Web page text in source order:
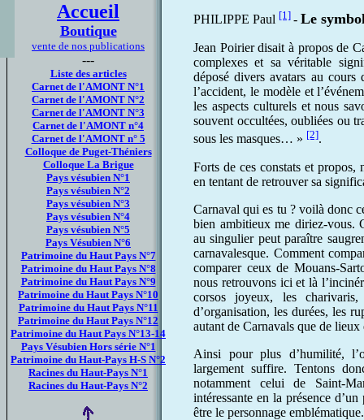
Accueil
Boutique
vente de nos publications
---
Liste des articles
Carnet de l'AMONT N°1
Carnet de l'AMONT N°2
Carnet de l'AMONT N°3
Carnet de l'AMONT n°4
Carnet de l'AMONT n° 5
Colloque de Puget-Théniers
Colloque La Brigue
Pays vésubien N°1
Pays vésubien N°2
Pays vésubien N°3
Pays vésubien N°4
Pays vésubien N°5
Pays Vésubien N°6
Patrimoine du Haut Pays N°7
Patrimoine du Haut Pays N°8
Patrimoine du Haut Pays N°9
Patrimoine du Haut Pays N°10
Patrimoine du Haut Pays N°11
Patrimoine du Haut Pays N°12
Patrimoine du Haut Pays N°13-14
Pays Vésubien Hors série N°1
Patrimoine du Haut-Pays H-S N°2
Racines du Haut-Pays N°1
Racines du Haut-Pays N°2
PHILIPPE Paul [1] - Le
Jean Poirier disait à propos de
complexes et sa véritable
déposé divers avatars au
l’accident, le modèle et
les aspects culturels et nous
souvent occultées, oubliées ou
sous les masques… » [2].
Forts de ces constats et propos,
en tentant de retrouver sa
Carnaval qui es tu ? voilà donc
bien ambitieux me diriez-vous.
au singulier peut paraître
carnavalesque. Comment
comparer ceux de Mouans-
nous retrouvons ici et là
corsos joyeux, les
d’organisation, les durées, les
autant de Carnavals que de lieux
Ainsi pour plus d’humilité,
largement suffire. Tentons
notamment celui de Saint-
intéressante en la présence
être le personnage emblématique.